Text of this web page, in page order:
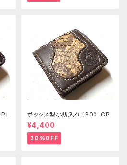
ボックス型小銭入れ [300-CP]
¥4,400
20%OFF